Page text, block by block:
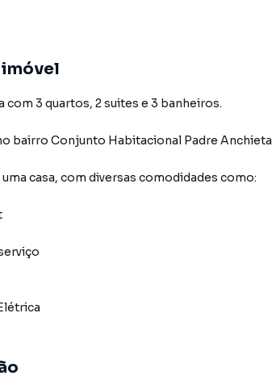
com 3 quartos, 2 suites e 3 banheiros.
bairro Conjunto Habitacional Padre Anchieta
uma casa, com diversas comodidades como: